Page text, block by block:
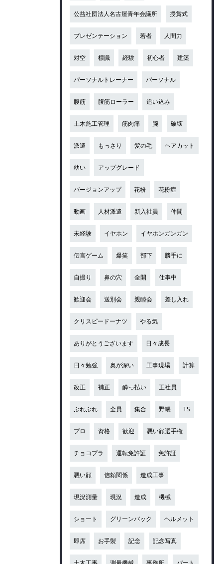
公益社団法人名古屋青年会議所 授賞式
プレゼンテーション 若者 人間力
対空 標識 経験 初心者 建築
パーソナルトレーナー パーソナル
腹筋 腹筋ローラー 追い込み
土木施工管理 筋肉痛 腕 破壊
派遣 もっさり 髪の毛 ヘアカット
幼い アップグレード
バージョンアップ 花粉 花粉症
動画 人材派遣 新入社員 仲間
未経験 イヤホン イヤホンガンガン
伝言ゲーム 爆笑 部下 勝手に
自撮り 鼻の穴 全開 仕事中
歓迎会 送別会 親睦会 差し入れ
クリスピードーナツ やる気
ありがとうございます 日々成長
日々勉強 奥が深い 工事現場 計算
改正 補正 酔っ払い 正社員
ぶれぶれ 全員 集合 野帳 TS
プロ 資格 歓迎 悪い顔選手権
チョコプラ 運転免許証 免許証
悪い顔 信頼関係 造成工事
現況測量 現況 造成 機械
ショート グリーンバック ヘルメット
即席 お手製 記念 記念写真